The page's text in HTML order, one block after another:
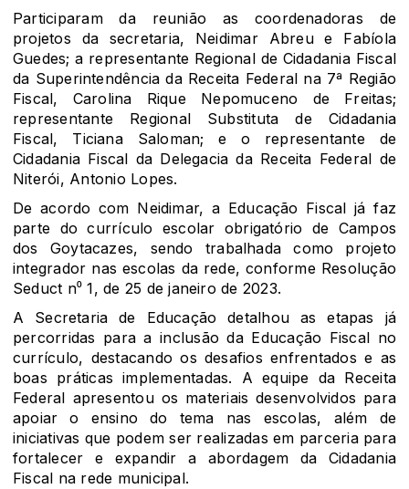
Participaram da reunião as coordenadoras de
projetos da secretaria, Neidimar Abreu e Fabíola
Guedes; a representante Regional de Cidadania Fiscal
da Superintendência da Receita Federal na 7ª Região
Fiscal, Carolina Rique Nepomuceno de Freitas;
representante Regional Substituta de Cidadania
Fiscal, Ticiana Saloman; e o representante de
Cidadania Fiscal da Delegacia da Receita Federal de
Niterói, Antonio Lopes.
De acordo com Neidimar, a Educação Fiscal já faz
parte do currículo escolar obrigatório de Campos
dos Goytacazes, sendo trabalhada como projeto
integrador nas escolas da rede, conforme Resolução
Seduct n⁰ 1, de 25 de janeiro de 2023.
A Secretaria de Educação detalhou as etapas já
percorridas para a inclusão da Educação Fiscal no
currículo, destacando os desafios enfrentados e as
boas práticas implementadas. A equipe da Receita
Federal apresentou os materiais desenvolvidos para
apoiar o ensino do tema nas escolas, além de
iniciativas que podem ser realizadas em parceria para
fortalecer e expandir a abordagem da Cidadania
Fiscal na rede municipal.